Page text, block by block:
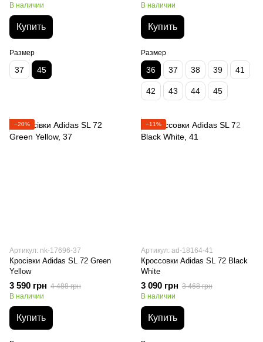
В наличии
Купить
Размер
37 45
В наличии
Купить
Размер
36 37 38 39 41
42 43 44 45
−20%
Артикул: nk-17696-37
Кросівки Adidas SL 72 Green
Yellow
3 590 грн 4 488 грн
В наличии
Купить
−11%
Артикул: ad-18164-41
Кроссовки Adidas SL 72 Black
White
3 090 грн 3 468 грн
В наличии
Купить